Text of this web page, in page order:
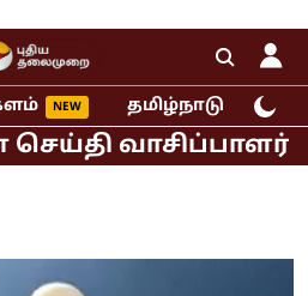
தமிழ்நாடு